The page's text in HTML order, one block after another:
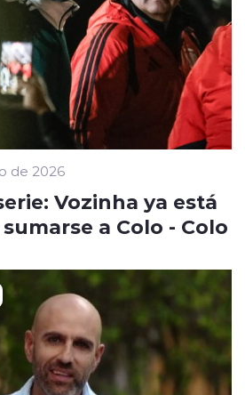
de 2026
Vozinha ya está
a Colo - Colo